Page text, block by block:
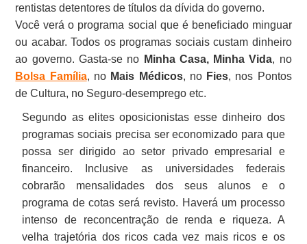
rentistas detentores de títulos da dívida do governo.
Você verá o programa social que é beneficiado minguar
ou acabar. Todos os programas sociais custam dinheiro
ao governo. Gasta-se no Minha Casa, Minha Vida, no
Bolsa Família, no Mais Médicos, no Fies, nos Pontos
de Cultura, no Seguro-desemprego etc.
Segundo as elites oposicionistas esse dinheiro dos
programas sociais precisa ser economizado para que
possa ser dirigido ao setor privado empresarial e
financeiro. Inclusive as universidades federais
cobrarão mensalidades dos seus alunos e o
programa de cotas será revisto. Haverá um processo
intenso de reconcentração de renda e riqueza. A
velha trajetória dos ricos cada vez mais ricos e os